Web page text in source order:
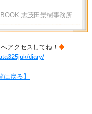
志茂田景樹事務所
へアクセスしてね！ ◆
diary/
に戻る】